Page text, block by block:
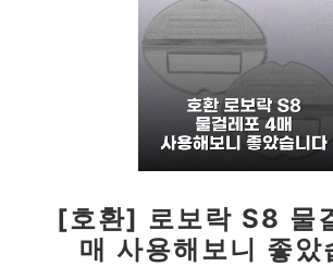
[호환] 로보락 S8 물
매 사용해보니 좋았